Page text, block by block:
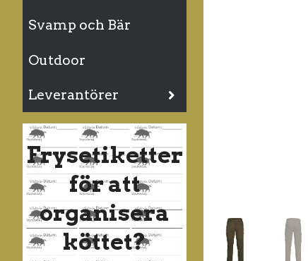
Svamp och Bär
Outdoor
Leverantörer
Frysetiketter
för att
organisera
köttet?